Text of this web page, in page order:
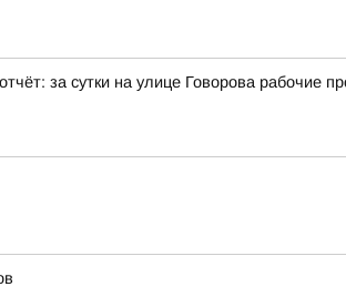
за сутки на улице Говорова рабочие